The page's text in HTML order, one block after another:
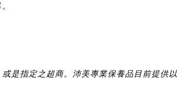
是指定之超商。沛美專業保養品目前提供